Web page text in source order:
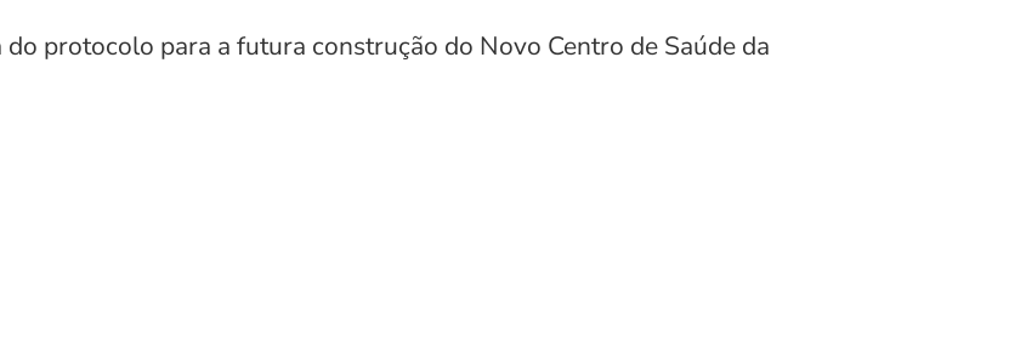
protocolo para a futura construção do Novo Centro de Saúde da